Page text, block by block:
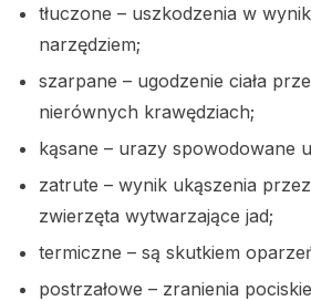
tłuczone – uszkodzenia w
narzędziem;
szarpane – ugodzenie ciała
nierównych krawędziach;
kąsane – urazy spowodowane
zatrute – wynik ukąszenia
zwierzęta wytwarzające jad;
termiczne – są skutkiem
postrzałowe – zranienia